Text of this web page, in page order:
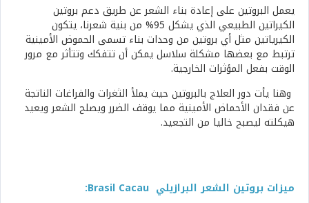
يعمل البروتين على إعادة بناء الشعر عن طريق دعم بروتين
الكيراتين الطبيعي الذي يشكل 95% من بنية شعرنا، يتكون
الكيرياتين مثل أي بروتين من وحدات بناء تسمى الحموض الأمينية
ترتبط مع بعضها مشكلة سلاسل يمكن أن تتفكك وتتأثر مع مرور
الوقت بفعل المؤثرات الخارجية.
وهنا يأت دور العلاج بالبروتين حيث يملأ الثغرات والفراغات الناتجة
عن فقدان الأحماض الأمينية مما يوقف الضرر ويصلح الشعر ويعيد
هيكلته ليصبح خاليا من التجعيد.
ميزات بروتين الشعر البرازيلي Brasil Cacau: